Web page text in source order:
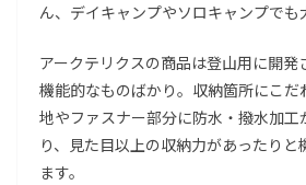
ん、デイキャンプやソロキャンプでも
アークテリクスの商品は登山用に開発
機能的なものばかり。収納箇所にこだ
地やファスナー部分に防水・撥水加工
り、見た目以上の収納力があったりと
ます。